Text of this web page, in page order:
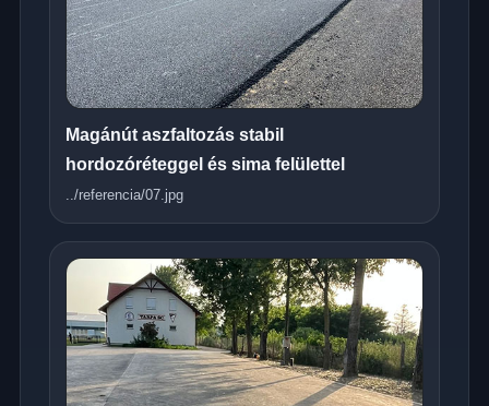
Magánút aszfaltozás stabil
hordozóréteggel és sima felülettel
../referencia/07.jpg